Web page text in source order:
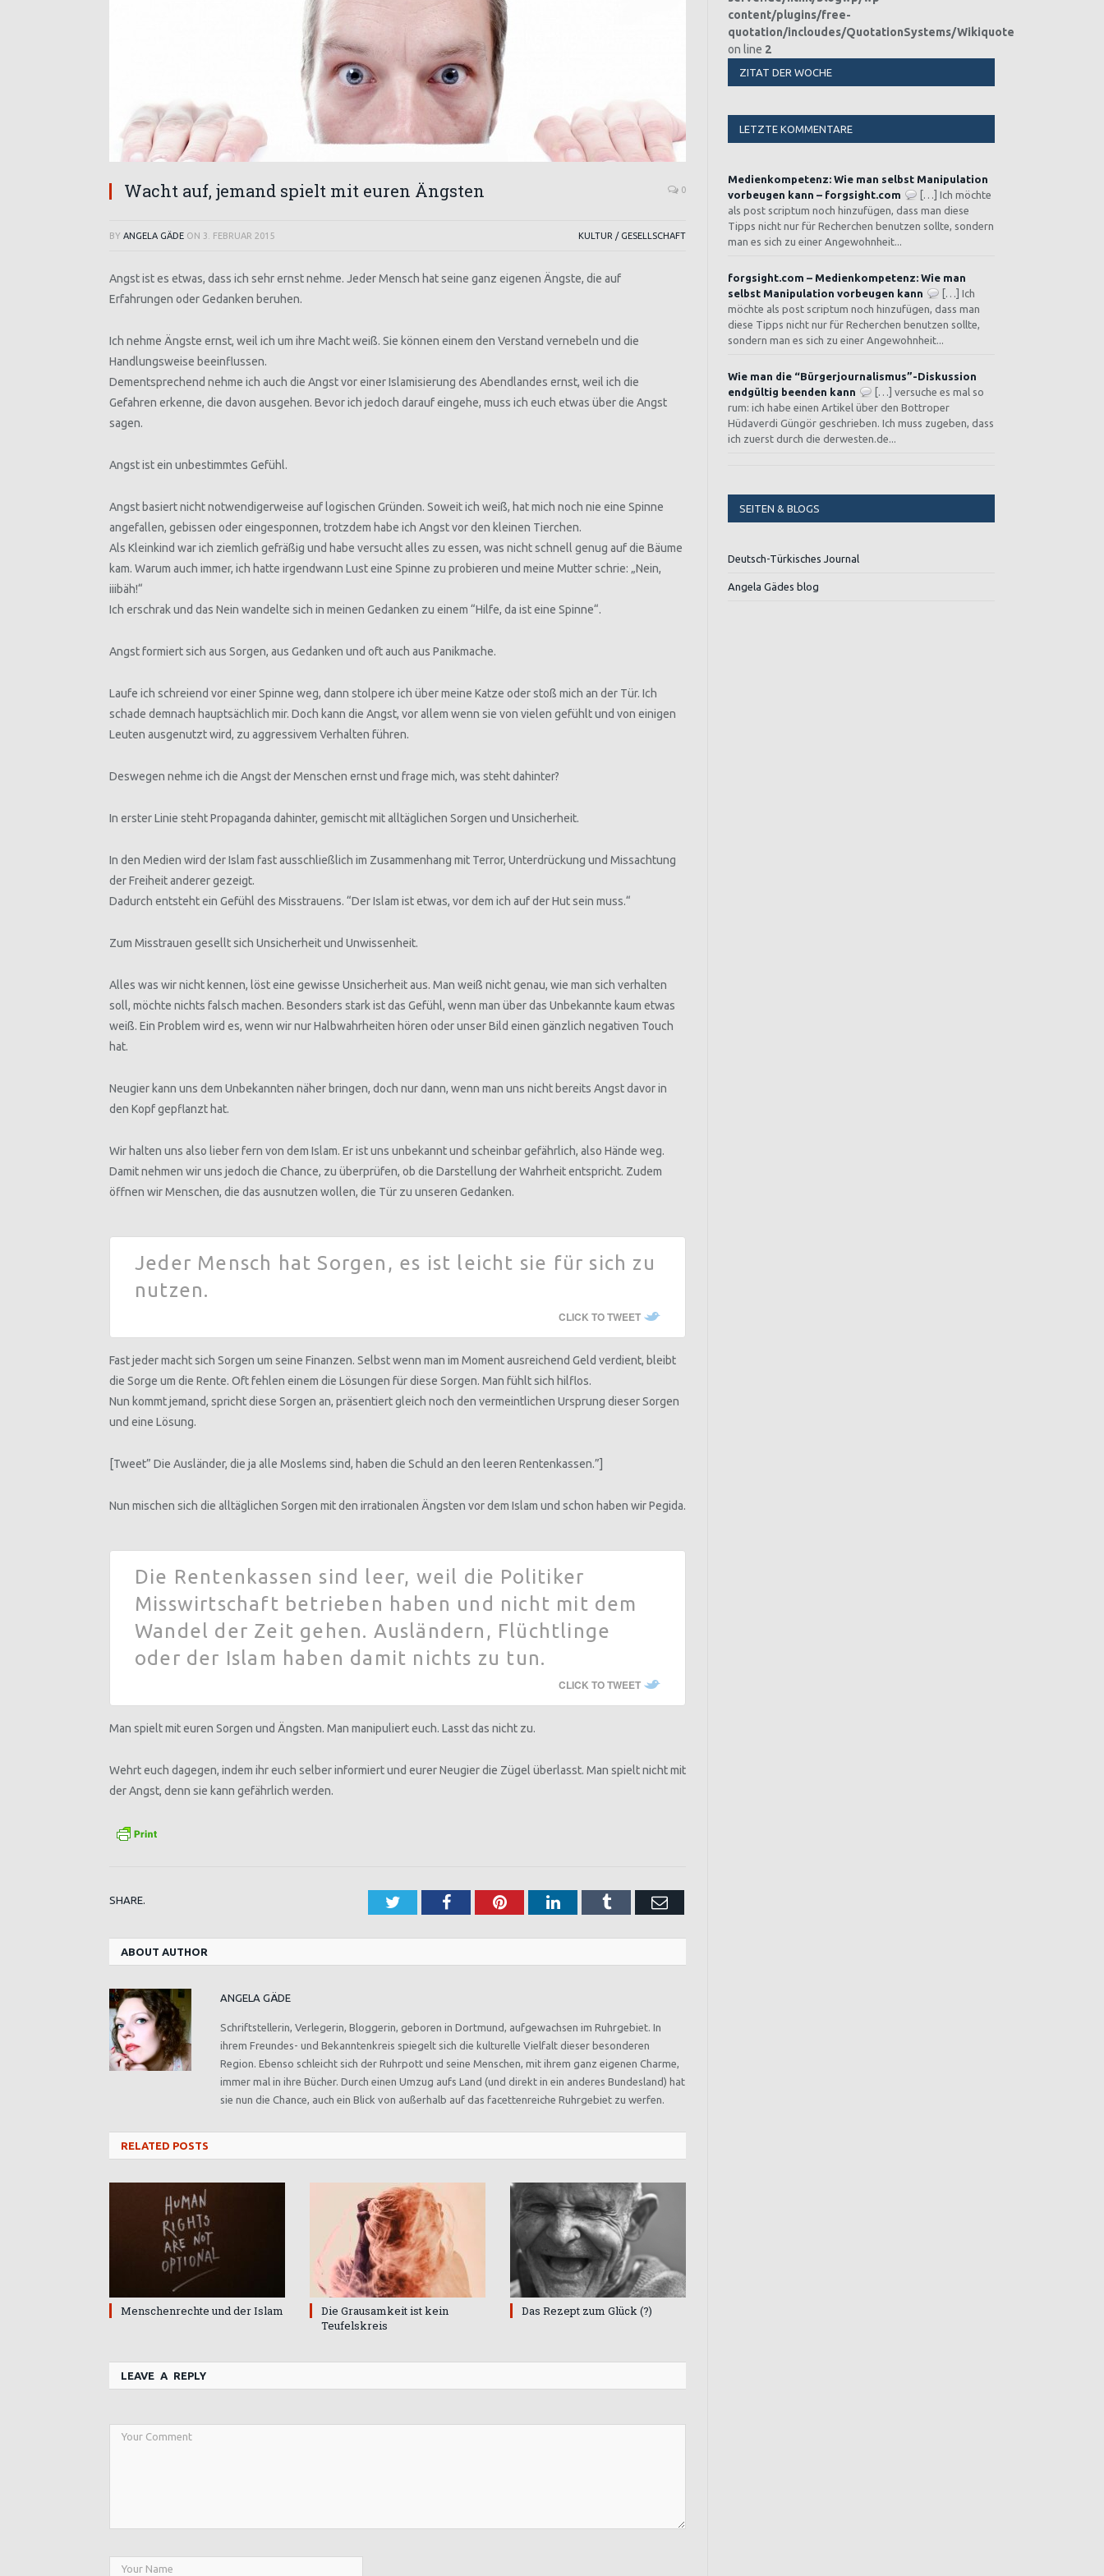
Wacht auf, jemand spielt mit euren Ängsten 0
BY ANGELA GÄDE ON 3. FEBRUAR 2015 KULTUR / GESELLSCHAFT
Angst ist es etwas, dass ich sehr ernst nehme. Jeder Mensch hat seine ganz eigenen Ängste, die auf
Erfahrungen oder Gedanken beruhen.
Ich nehme Ängste ernst, weil ich um ihre Macht weiß. Sie können einem den Verstand vernebeln und die
Handlungsweise beeinflussen.
Dementsprechend nehme ich auch die Angst vor einer Islamisierung des Abendlandes ernst, weil ich die
Gefahren erkenne, die davon ausgehen. Bevor ich jedoch darauf eingehe, muss ich euch etwas über die Angst
sagen.
Angst ist ein unbestimmtes Gefühl.
Angst basiert nicht notwendigerweise auf logischen Gründen. Soweit ich weiß, hat mich noch nie eine Spinne
angefallen, gebissen oder eingesponnen, trotzdem habe ich Angst vor den kleinen Tierchen.
Als Kleinkind war ich ziemlich gefräßig und habe versucht alles zu essen, was nicht schnell genug auf die Bäume
kam. Warum auch immer, ich hatte irgendwann Lust eine Spinne zu probieren und meine Mutter schrie: „Nein,
iiibäh!“
Ich erschrak und das Nein wandelte sich in meinen Gedanken zu einem “Hilfe, da ist eine Spinne“.
Angst formiert sich aus Sorgen, aus Gedanken und oft auch aus Panikmache.
Laufe ich schreiend vor einer Spinne weg, dann stolpere ich über meine Katze oder stoß mich an der Tür. Ich
schade demnach hauptsächlich mir. Doch kann die Angst, vor allem wenn sie von vielen gefühlt und von einigen
Leuten ausgenutzt wird, zu aggressivem Verhalten führen.
Deswegen nehme ich die Angst der Menschen ernst und frage mich, was steht dahinter?
In erster Linie steht Propaganda dahinter, gemischt mit alltäglichen Sorgen und Unsicherheit.
In den Medien wird der Islam fast ausschließlich im Zusammenhang mit Terror, Unterdrückung und Missachtung
der Freiheit anderer gezeigt.
Dadurch entsteht ein Gefühl des Misstrauens. “Der Islam ist etwas, vor dem ich auf der Hut sein muss.“
Zum Misstrauen gesellt sich Unsicherheit und Unwissenheit.
Alles was wir nicht kennen, löst eine gewisse Unsicherheit aus. Man weiß nicht genau, wie man sich verhalten
soll, möchte nichts falsch machen. Besonders stark ist das Gefühl, wenn man über das Unbekannte kaum etwas
weiß. Ein Problem wird es, wenn wir nur Halbwahrheiten hören oder unser Bild einen gänzlich negativen Touch
hat.
Neugier kann uns dem Unbekannten näher bringen, doch nur dann, wenn man uns nicht bereits Angst davor in
den Kopf gepflanzt hat.
Wir halten uns also lieber fern von dem Islam. Er ist uns unbekannt und scheinbar gefährlich, also Hände weg.
Damit nehmen wir uns jedoch die Chance, zu überprüfen, ob die Darstellung der Wahrheit entspricht. Zudem
öffnen wir Menschen, die das ausnutzen wollen, die Tür zu unseren Gedanken.
Jeder Mensch hat Sorgen, es ist leicht sie für sich zu
nutzen.
CLICK TO TWEET
Fast jeder macht sich Sorgen um seine Finanzen. Selbst wenn man im Moment ausreichend Geld verdient, bleibt
die Sorge um die Rente. Oft fehlen einem die Lösungen für diese Sorgen. Man fühlt sich hilflos.
Nun kommt jemand, spricht diese Sorgen an, präsentiert gleich noch den vermeintlichen Ursprung dieser Sorgen
und eine Lösung.
[Tweet” Die Ausländer, die ja alle Moslems sind, haben die Schuld an den leeren Rentenkassen.”]
Nun mischen sich die alltäglichen Sorgen mit den irrationalen Ängsten vor dem Islam und schon haben wir Pegida.
Die Rentenkassen sind leer, weil die Politiker
Misswirtschaft betrieben haben und nicht mit dem
Wandel der Zeit gehen. Ausländern, Flüchtlinge
oder der Islam haben damit nichts zu tun.
CLICK TO TWEET
Man spielt mit euren Sorgen und Ängsten. Man manipuliert euch. Lasst das nicht zu.
Wehrt euch dagegen, indem ihr euch selber informiert und eurer Neugier die Zügel überlasst. Man spielt nicht mit
der Angst, denn sie kann gefährlich werden.
SHARE. TwitterFacebookPinterestLinkedInTumblr Email
ABOUT AUTHOR
ANGELA GÄDE
Schriftstellerin, Verlegerin, Bloggerin, geboren in Dortmund, aufgewachsen im Ruhrgebiet. In
ihrem Freundes- und Bekanntenkreis spiegelt sich die kulturelle Vielfalt dieser besonderen
Region. Ebenso schleicht sich der Ruhrpott und seine Menschen, mit ihrem ganz eigenen Charme,
immer mal in ihre Bücher. Durch einen Umzug aufs Land (und direkt in ein anderes Bundesland) hat
sie nun die Chance, auch ein Blick von außerhalb auf das facettenreiche Ruhrgebiet zu werfen.
RELATED POSTS
Menschenrechte und der Islam
Die Grausamkeit ist kein
Teufelskreis
Das Rezept zum Glück (?)
LEAVE A REPLY
content/plugins/free-
quotation/incloudes/QuotationSystems/WikiquoteDE.php
on line 2
ZITAT DER WOCHE
LETZTE KOMMENTARE
Medienkompetenz: Wie man selbst Manipulation
vorbeugen kann – forgsight.com
[…] Ich möchte
als post scriptum noch hinzufügen, dass man diese
Tipps nicht nur für Recherchen benutzen sollte, sondern
man es sich zu einer Angewohnheit...
forgsight.com – Medienkompetenz: Wie man
selbst Manipulation vorbeugen kann
[…] Ich
möchte als post scriptum noch hinzufügen, dass man
diese Tipps nicht nur für Recherchen benutzen sollte,
sondern man es sich zu einer Angewohnheit...
Wie man die “Bürgerjournalismus”-Diskussion
endgültig beenden kann
[…] versuche es mal so
rum: ich habe einen Artikel über den Bottroper
Hüdaverdi Güngör geschrieben. Ich muss zugeben, dass
ich zuerst durch die derwesten.de...
SEITEN & BLOGS
Deutsch-Türkisches Journal
Angela Gädes blog